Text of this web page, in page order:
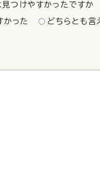
見つけやすかったですか
かった どちらとも言